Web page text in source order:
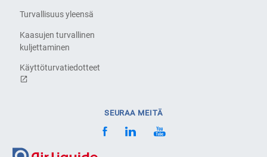
Turvallisuus yleensä
Kaasujen turvallinen
kuljettaminen
Käyttöturvatiedotteet
SEURAA MEITÄ